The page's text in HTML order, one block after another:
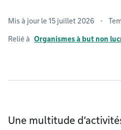
Mis à jour le 15 juillet 2026
Relié à Organismes à but non
Une multitude